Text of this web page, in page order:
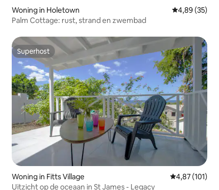
Woning in Holetown Gemiddelde
4,89 (35)
Palm Cottage: rust, strand en zwembad
Superhost
Superhost
Woning in Fitts Village Gemiddelde
4,87 (101)
Uitzicht op de oceaan in St James - Legacy